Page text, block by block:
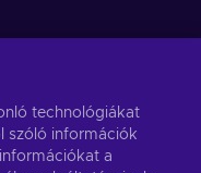
technológiákat
szóló információk
a